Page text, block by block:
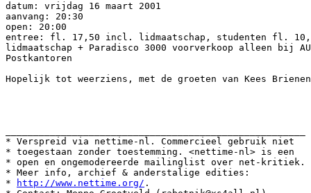
datum: vrijdag 16 maart 2001
aanvang: 20:30
open: 20:00
entree: fl. 17,50 incl. lidmaatschap, studenten fl.
lidmaatschap + Paradisco 3000 voorverkoop alleen bij
Postkantoren
Hopelijk tot weerziens, met de groeten van Kees Brienen
* Verspreid via nettime-nl. Commercieel gebruik niet
* toegestaan zonder toestemming. <nettime-nl> is een
* open en ongemodereerde mailinglist over net-kritiek.
* Meer info, archief & anderstalige edities:
*
http://www.nettime.org/ .